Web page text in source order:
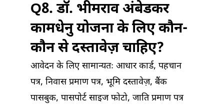
Q8. डॉ. भीमराव अंबेडकर
कामधेनु योजना के लिए कौन-
कौन से दस्तावेज़ चाहिए?
आवेदन के लिए सामान्यतः आधार कार्ड, पहचान
पत्र, निवास प्रमाण पत्र, भूमि दस्तावेज़, बैंक
पासबुक, पासपोर्ट साइज फोटो, जाति प्रमाण पत्र